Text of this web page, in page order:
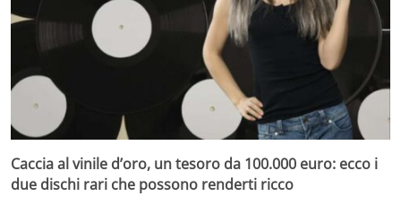
Caccia al vinile d’oro, un tesoro da 100.000 euro: ecco i
due dischi rari che possono renderti ricco